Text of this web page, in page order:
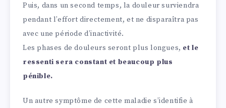
Puis, dans un second temps, la douleur surviendra
pendant l’effort directement, et ne disparaîtra pas
avec une période d’inactivité.
Les phases de douleurs seront plus longues, et le
ressenti sera constant et beaucoup plus
pénible.
Un autre symptôme de cette maladie s’identifie à